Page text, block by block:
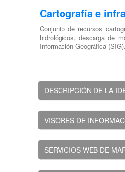
Cartografía e
Conjunto de recursos
hidrológicos, descarga de
Información Geográfica (SIG).
DESCRIPCIÓN DE LA
VISORES DE
SERVICIOS WEB DE